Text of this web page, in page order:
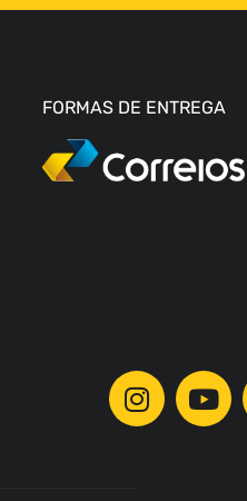
FORMAS DE ENTREGA